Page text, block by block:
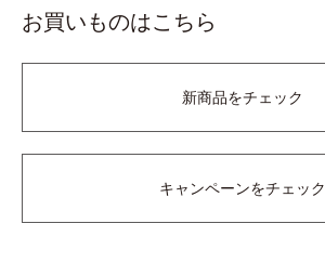
お買いものはこちら
新商品をチェック
キャンペーンをチェック